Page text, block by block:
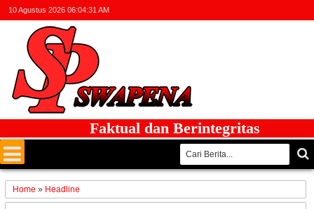
10 Agustus 2026 06:04:31 AM
Faktual dan Berintegritas
Home » Headline